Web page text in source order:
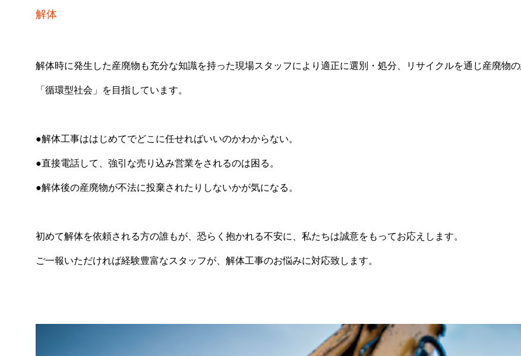
解体
解体時に発生した産廃物も充分な知識を持った現場スタッフにより適正に選別・処分、リサイクルを通じ産廃物
「循環型社会」を目指しています。
●解体工事ははじめてでどこに任せればいいのかわからない。
●直接電話して、強引な売り込み営業をされるのは困る。
●解体後の産廃物が不法に投棄されたりしないかが気になる。
初めて解体を依頼される方の誰もが、恐らく抱かれる不安に、私たちは誠意をもってお応えします。
ご一報いただければ経験豊富なスタッフが、解体工事のお悩みに対応致します。